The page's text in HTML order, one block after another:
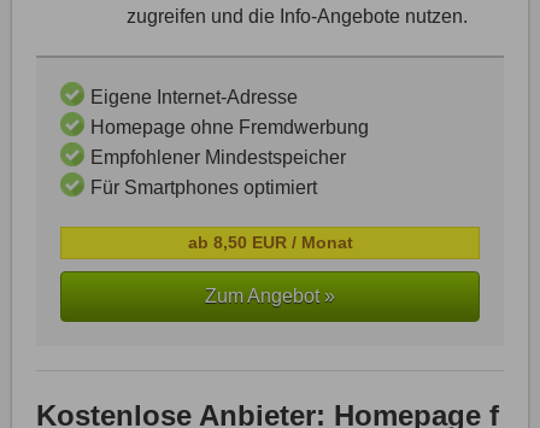
zugreifen und die Info-Angebote nutzen.
Eigene Internet-Adresse
Homepage ohne Fremdwerbung
Empfohlener Mindestspeicher
Für Smartphones optimiert
ab 8,50 EUR / Monat
Zum Angebot »
Kostenlose Anbieter: Homepage f